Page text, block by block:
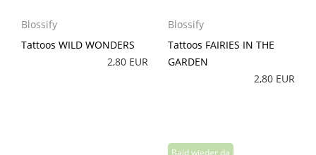
Blossify
Tattoos WILD WONDERS
2,80 EUR
Blossify
Tattoos FAIRIES IN THE
GARDEN
2,80 EUR